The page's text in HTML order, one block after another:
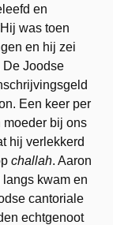
en
was toen
en hij zei
De Joodse
Een keer per
moeder bij ons
hij verlekkerd
challah. Aaron
kwam en
cantoriale
echtgenoot